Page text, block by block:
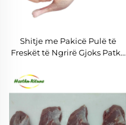
Shitje me Pakicë Pulë të
Freskët të Ngrirë Gjoks Patke